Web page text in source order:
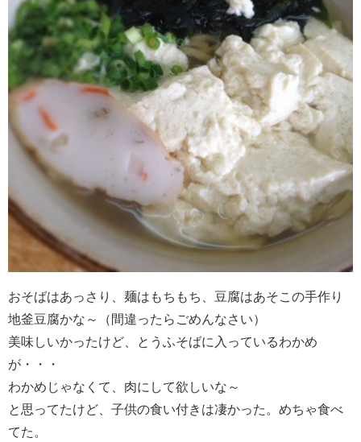
おそばはあっさり、麺はもちもち、豆腐はあそこの手作り
地釜豆腐かな～（間違ったらごめんなさい）
美味しいかったけど、とうふそばに入っているわかめ
が・・・
わかめじゃなくて、肉にして欲しいな～
と思ってたけど、子供の食い付きは凄かった。めちゃ食べ
てた。